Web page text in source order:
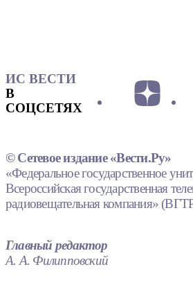
ИС ВЕСТИ
В
СОЦСЕТЯХ
© Сетевое издание «Вести.Ру»
«Федеральное государственное
Всероссийская государственная
радиовещательная компания»
Главный редактор
А. А. Филипповский